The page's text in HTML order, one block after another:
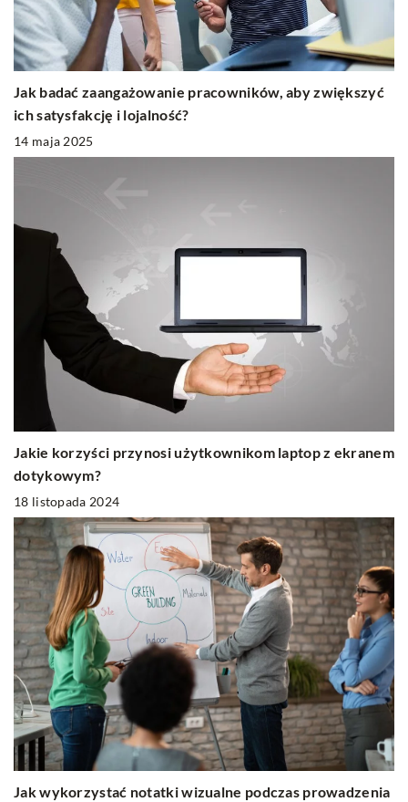
Jak badać zaangażowanie pracowników, aby zwiększyć
ich satysfakcję i lojalność?
14 maja 2025
Jakie korzyści przynosi użytkownikom laptop z ekranem
dotykowym?
18 listopada 2024
Jak wykorzystać notatki wizualne podczas prowadzenia